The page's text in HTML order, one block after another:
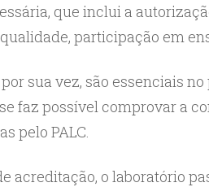
que inclui a
participação em
sua vez, são essenciais
faz possível comprovar a
pelo PALC.
acreditação, o laboratório